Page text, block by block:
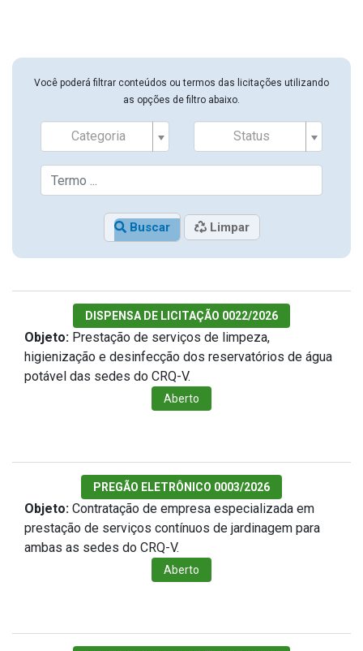
Você poderá filtrar conteúdos ou termos das licitações utilizando
as opções de filtro abaixo.
Categoria Status
Buscar Limpar
DISPENSA DE LICITAÇÃO 0022/2026
Objeto: Prestação de serviços de limpeza,
higienização e desinfecção dos reservatórios de água
potável das sedes do CRQ-V.
Aberto
PREGÃO ELETRÔNICO 0003/2026
Objeto: Contratação de empresa especializada em
prestação de serviços contínuos de jardinagem para
ambas as sedes do CRQ-V.
Aberto